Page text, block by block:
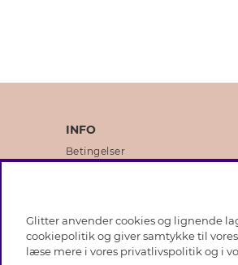
INFO
Betingelser
Medlemsbetingelser
Glitter anvender cookies og lignende
cookiepolitik og giver samtykke til
læse mere i vores privatlivspolitik og i